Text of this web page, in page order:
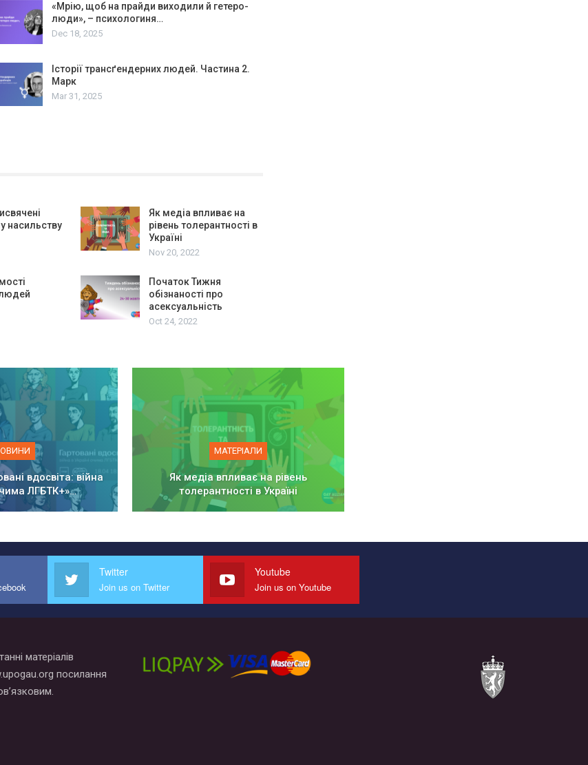
«Мрію, щоб на прайди виходили й гетеро-
люди», – психологиня…
Dec 18, 2025
Історії трансґендерних людей. Частина 2.
Марк
Mar 31, 2025
насильству
Як медіа впливає на
рівень толерантності в
Україні
Nov 20, 2022
Початок Тижня
обізнаності про
асексуальність
Oct 24, 2022
вдосвіта: війна
ЛГБТК+»…
МАТЕРІАЛИ
Як медіа впливає на рівень
толерантності в Україні
Twitter
Join us on Twitter
Youtube
Join us on Youtube
матеріалів
посилання